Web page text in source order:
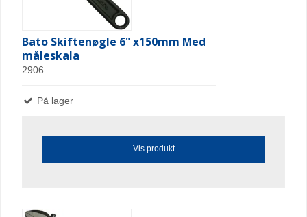
Bato Skiftenøgle 6" x150mm Med
måleskala
2906
På lager
Vis produkt